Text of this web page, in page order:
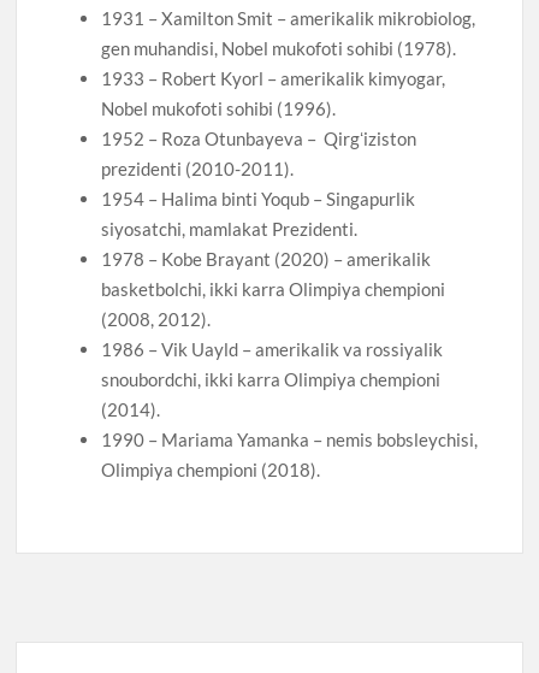
1931 – Xamilton Smit – amerikalik mikrobiolog,
gen muhandisi, Nobel mukofoti sohibi (1978).
1933 – Robert Kyorl – amerikalik kimyogar,
Nobel mukofoti sohibi (1996).
1952 – Roza Otunbayeva – Qirgʻiziston
prezidenti (2010-2011).
1954 – Halima binti Yoqub – Singapurlik
siyosatchi, mamlakat Prezidenti.
1978 – Kobe Brayant (2020) – amerikalik
basketbolchi, ikki karra Olimpiya chempioni
(2008, 2012).
1986 – Vik Uayld – amerikalik va rossiyalik
snoubordchi, ikki karra Olimpiya chempioni
(2014).
1990 – Mariama Yamanka – nemis bobsleychisi,
Olimpiya chempioni (2018).